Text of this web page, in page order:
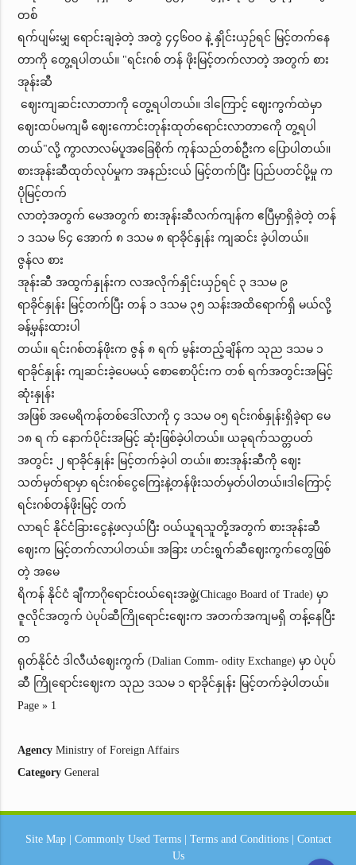
တစ်
ရက်ပျမ်းမျှ ရောင်းချခဲ့တဲ့ အတွဲ ၄၄၆၀ဝ နဲ့ နှိုင်းယှဉ်ရင် မြင့်တက်နေ
တာကို တွေ့ရပါတယ်။ "ရင်းဂစ် တန် ဖိုးမြင့်တက်လာတဲ့ အတွက် စား
အုန်းဆီ
ဈေးကျဆင်းလာတာကို တွေ့ရပါတယ်။ ဒါကြောင့် ဈေးကွက်ထဲမှာ
ဈေးထပ်မကျမီ ဈေးကောင်းတုန်းထုတ်ရောင်းလာတာကေို တွ့ရပါ
တယ်"လို့ ကွာလာလမ်ပူအခြေစိုက် ကုန်သည်တစ်ဦးက ပြောပါတယ်။
စားအုန်းဆီထုတ်လုပ်မှုက အနည်းငယ် မြင့်တက်ပြီး ပြည်ပတင်ပို့မှု က
ပိုမြင့်တက်
လာတဲ့အတွက် မေအတွက် စားအုန်းဆီလက်ကျန်က ဧပြီမှာရှိခဲ့တဲ့ တန်
၁ ဒသမ ၆၄ အောက် ၈ ဒသမ ၈ ရာခိုင်နှုန်း ကျဆင်း ခဲ့ပါတယ်။
ဇွန်လ စား
အုန်းဆီ အထွက်နှုန်းက လအလိုက်နှိုင်းယှဉ်ရင် ၃ ဒသမ ၉
ရာခိုင်နှုန်း မြင့်တက်ပြီး တန် ၁ ဒသမ ၃၅ သန်းအထိရောက်ရှိ မယ်လို့
ခန့်မှန်းထားပါ
တယ်။ ရင်းဂစ်တန်ဖိုးက ဇွန် ၈ ရက် မွန်းတည့်ချိန်က သုည ဒသမ ၁
ရာခိုင်နှုန်း ကျဆင်းခဲ့ပေမယ့် စောစောပိုင်းက တစ် ရက်အတွင်းအမြင့်
ဆုံးနှုန်း
အဖြစ် အမေရိကန်တစ်ဒေါ်လာကို ၄ ဒသမ ဝ၅ ရင်းဂစ်နှုန်းရှိခဲ့ရာ မေ
၁၈ ရ က် နောက်ပိုင်းအမြင့် ဆုံးဖြစ်ခဲ့ပါတယ်။ ယခုရက်သတ္တပတ်
အတွင်း ၂ ရာခိုင်နှုန်း မြင့်တက်ခဲ့ပါ တယ်။ စားအုန်းဆီကို ဈေး
သတ်မှတ်ရာမှာ ရင်းဂစ်ငွေကြေးနဲ့တန်ဖိုးသတ်မှတ်ပါတယ်။ဒါကြောင့်
ရင်းဂစ်တန်ဖိုးမြင့် တက်
လာရင် နိုင်ငံခြားငွေနဲ့ဖလှယ်ပြီး ဝယ်ယူရသူတို့အတွက် စားအုန်းဆီ
ဈေးက မြင့်တက်လာပါတယ်။ အခြား ဟင်းရွက်ဆီဈေးကွက်တွေဖြစ်
တဲ့ အမေ
ရိကန် နိုင်ငံ ချီကာဂိုရောင်းဝယ်ရေးအဖွဲ့(Chicago Board of Trade) မှာ
ဇူလိုင်အတွက် ပဲပုပ်ဆီကြိုရောင်းဈေးက အတက်အကျမရှိ တန့်နေပြီး
တ
ရုတ်နိုင်ငံ ဒါလီယံဈေးကွက် (Dalian Comm- odity Exchange) မှာ ပဲပုပ်
ဆီ ကြိုရောင်းဈေးက သုည ဒသမ ၁ ရာခိုင်နှုန်း မြင့်တက်ခဲ့ပါတယ်။
Page » 1
Agency Ministry of Foreign Affairs
Category General
Site Map| Commonly Used Terms| Terms and Conditions| Contact
Us